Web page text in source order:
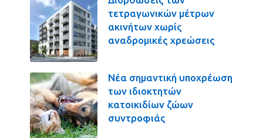
τετραγωνικών μέτρων
ακινήτων χωρίς
αναδρομικές χρεώσεις
Νέα σημαντική υποχρέωση
των ιδιοκτητών
κατοικιδίων ζώων
συντροφιάς